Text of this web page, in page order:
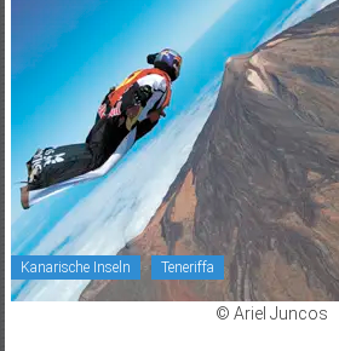
Kanarische Inseln Teneriffa
© Ariel Juncos